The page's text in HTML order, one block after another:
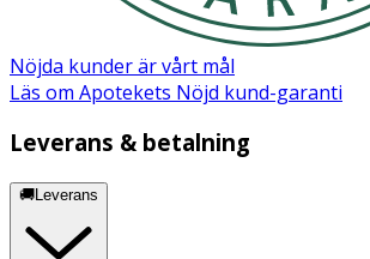
Nöjda kunder är vårt mål
Läs om Apotekets Nöjd kund-garanti
Leverans & betalning
🚚Leverans